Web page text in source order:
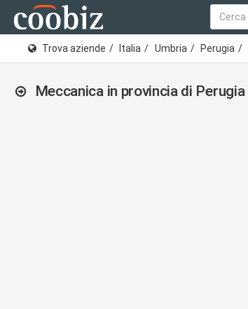
Trova aziende Italia Umbria Perugia
Meccanica in provincia di Perugia